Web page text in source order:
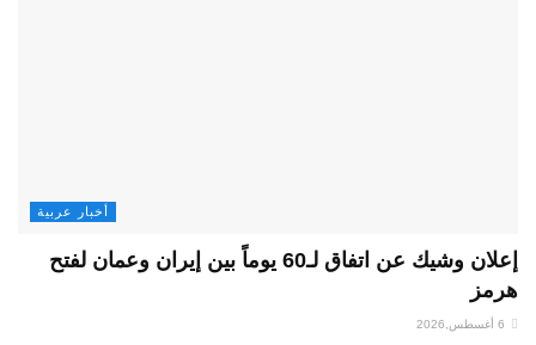
أخبار عربية
إعلان وشيك عن اتفاق لـ60 يوماً بين إيران وعمان لفتح
هرمز